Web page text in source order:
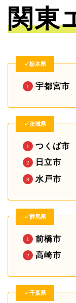
関東
✓栃木県
宇都宮市
✓茨城県
つくば市
日立市
水戸市
✓群馬県
前橋市
高崎市
✓千葉県